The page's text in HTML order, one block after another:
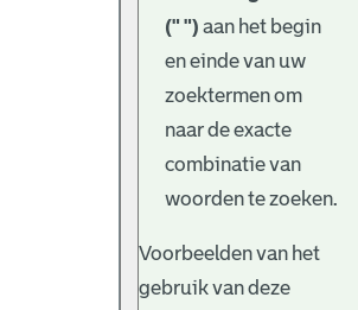
(" ") aan het begin
en einde van uw
zoektermen om
naar de exacte
combinatie van
woorden te zoeken.
Voorbeelden van het
gebruik van deze